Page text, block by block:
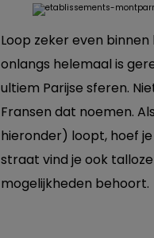
Loop zeker even
onlangs helemaal is
ultiem Parijse sferen.
Fransen dat noemen.
hieronder) loopt, hoef
straat vind je ook
mogelijkheden behoort.